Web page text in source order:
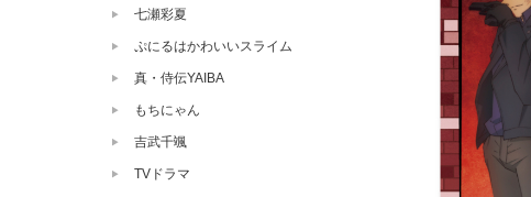
七瀬彩夏
ぷにるはかわいいスライム
真・侍伝YAIBA
もちにゃん
吉武千颯
TVドラマ